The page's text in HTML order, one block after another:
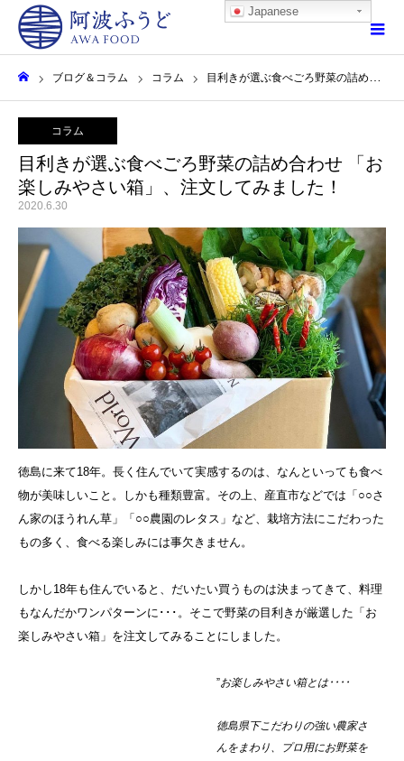
ブログ＆コラム コラム 目利きが選ぶ食べごろ野菜の詰め合わせ 「お楽しみやさい箱」、注文してみました！
コラム
目利きが選ぶ食べごろ野菜の詰め合わせ 「お
楽しみやさい箱」、注文してみました！
2020.6.30
徳島に来て18年。長く住んでいて実感するのは、なんといっても食べ
物が美味しいこと。しかも種類豊富。その上、産直市などでは「○○さ
ん家のほうれん草」「○○農園のレタス」など、栽培方法にこだわった
もの多く、食べる楽しみには事欠きません。
しかし18年も住んでいると、だいたい買うものは決まってきて、料理
もなんだかワンパターンに･･･。そこで野菜の目利きが厳選した「お
楽しみやさい箱」を注文してみることにしました。
”お楽しみやさい箱とは････
徳島県下こだわりの強い農家さ
んをまわり、プロ用にお野菜を
Japanese